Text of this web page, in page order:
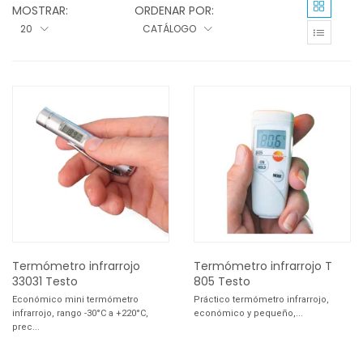
MOSTRAR:
20
ORDENAR POR:
CATÁLOGO
Termómetro infrarrojo
33031 Testo
Económico mini termómetro
infrarrojo, rango -30°C a +220°C,
prec...
Termómetro infrarrojo T
805 Testo
Práctico termómetro infrarrojo,
económico y pequeño,...